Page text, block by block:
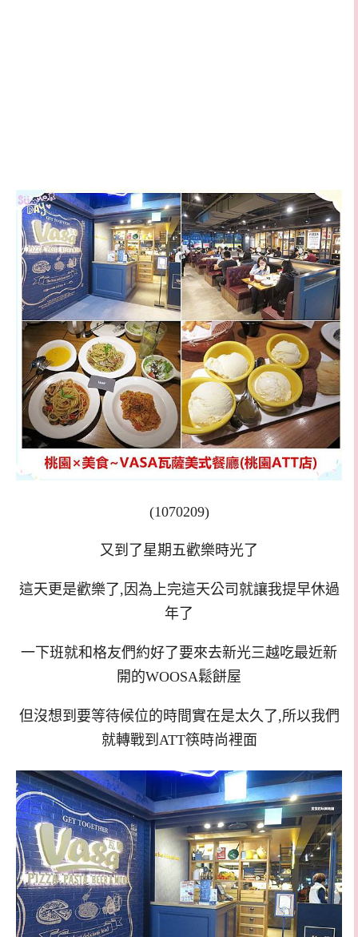
(1070209)
又到了星期五歡樂時光了
這天更是歡樂了,因為上完這天公司就讓我提早休過
年了
一下班就和格友們約好了要來去新光三越吃最近新
開的WOOSA鬆餅屋
但沒想到要等待候位的時間實在是太久了,所以我們
就轉戰到ATT筷時尚裡面